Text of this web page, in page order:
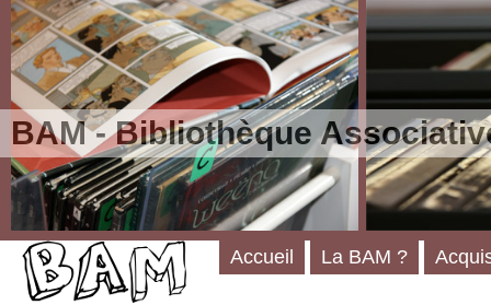
BAM - Bibliothèque
Accueil La BAM ?